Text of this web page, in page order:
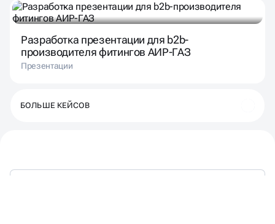
Разработка презентации для b2b-
производителя фитингов АИР-ГАЗ
Презентации
БОЛЬШЕ КЕЙСОВ